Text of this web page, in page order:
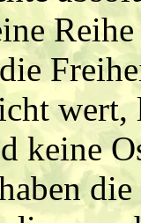
wert,
keine
die